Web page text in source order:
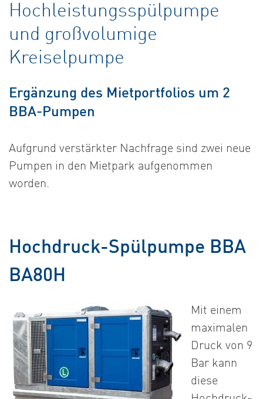
Hochleistungsspülpumpe
und großvolumige
Kreiselpumpe
Ergänzung des Mietportfolios um 2
BBA-Pumpen
Aufgrund verstärkter Nachfrage sind zwei neue
Pumpen in den Mietpark aufgenommen
worden.
Hochdruck-Spülpumpe BBA
BA80H
Mit einem
maximalen
Druck von 9
Bar kann
diese